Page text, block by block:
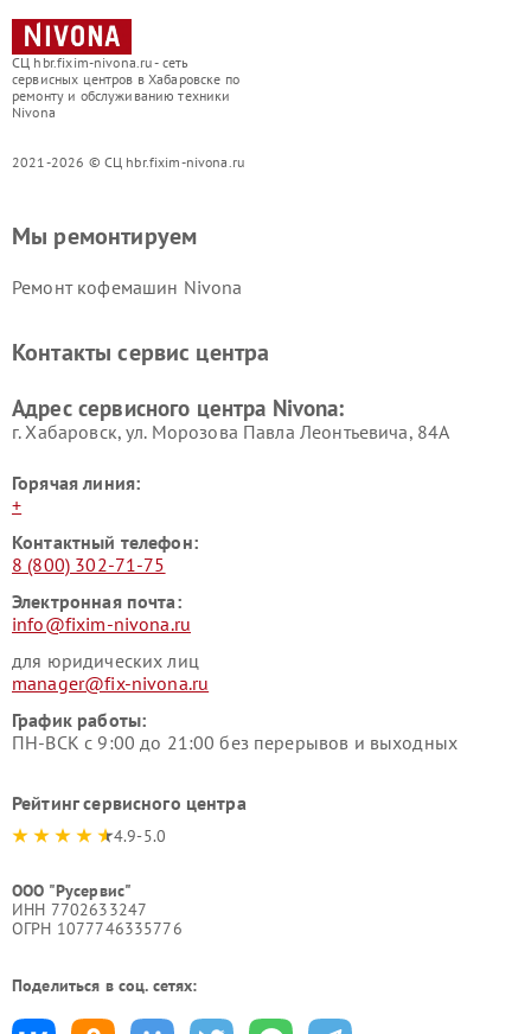
СЦ hbr.fixim-nivona.ru - сеть
сервисных центров в Хабаровске по
ремонту и обслуживанию техники
Nivona
2021-2026 © СЦ hbr.fixim-nivona.ru
Мы ремонтируем
Ремонт кофемашин Nivona
Контакты сервис центра
Адрес сервисного центра Nivona:
г. Хабаровск, ул. Морозова Павла Леонтьевича, 84А
Горячая линия:
+
Контактный телефон:
8 (800) 302-71-75
Электронная почта:
info@fixim-nivona.ru
для юридических лиц
manager@fix-nivona.ru
График работы:
ПН-ВСК с 9:00 до 21:00 без перерывов и выходных
Рейтинг сервисного центра
4.9-5.0
ООО "Русервис"
ИНН 7702633247
ОГРН 1077746335776
Поделиться в соц. сетях: